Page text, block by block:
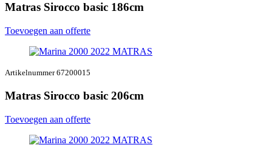
Matras Sirocco basic 186cm
Toevoegen aan offerte
Artikelnummer 67200015
Matras Sirocco basic 206cm
Toevoegen aan offerte